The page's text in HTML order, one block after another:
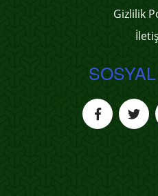
Gizlilik